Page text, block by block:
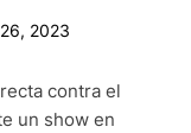
2023
contra el
un show en